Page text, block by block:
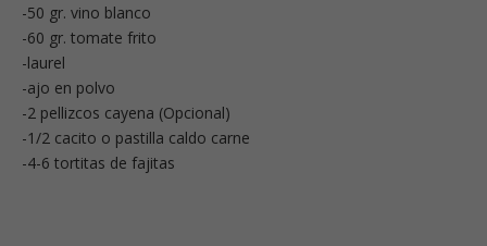
-50 gr. vino blanco
-60 gr. tomate frito
-laurel
-ajo en polvo
-2 pellizcos cayena (Opcional)
-1/2 cacito o pastilla caldo carne
-4-6 tortitas de fajitas